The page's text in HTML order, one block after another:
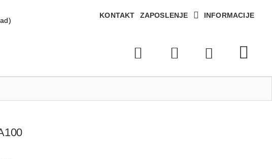
KONTAKT ZAPOSLENJE INFORMACIJE